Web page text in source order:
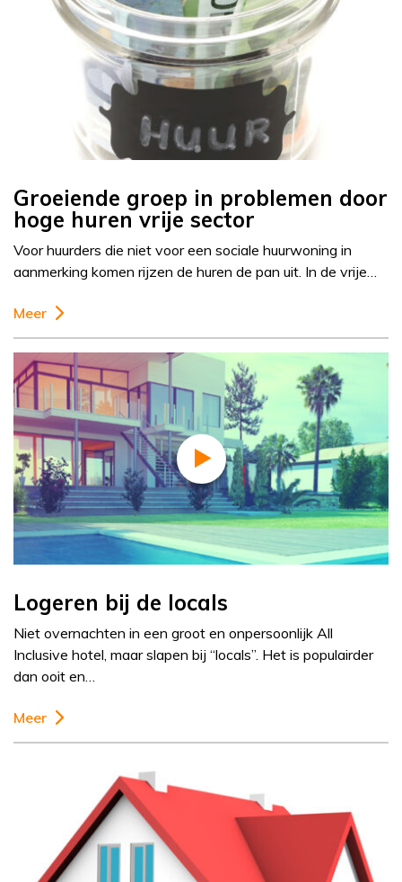
Groeiende groep in problemen door
hoge huren vrije sector
Voor huurders die niet voor een sociale huurwoning in
aanmerking komen rijzen de huren de pan uit. In de vrije…
Meer
Logeren bij de locals
Niet overnachten in een groot en onpersoonlijk All
Inclusive hotel, maar slapen bij “locals”. Het is populairder
dan ooit en…
Meer